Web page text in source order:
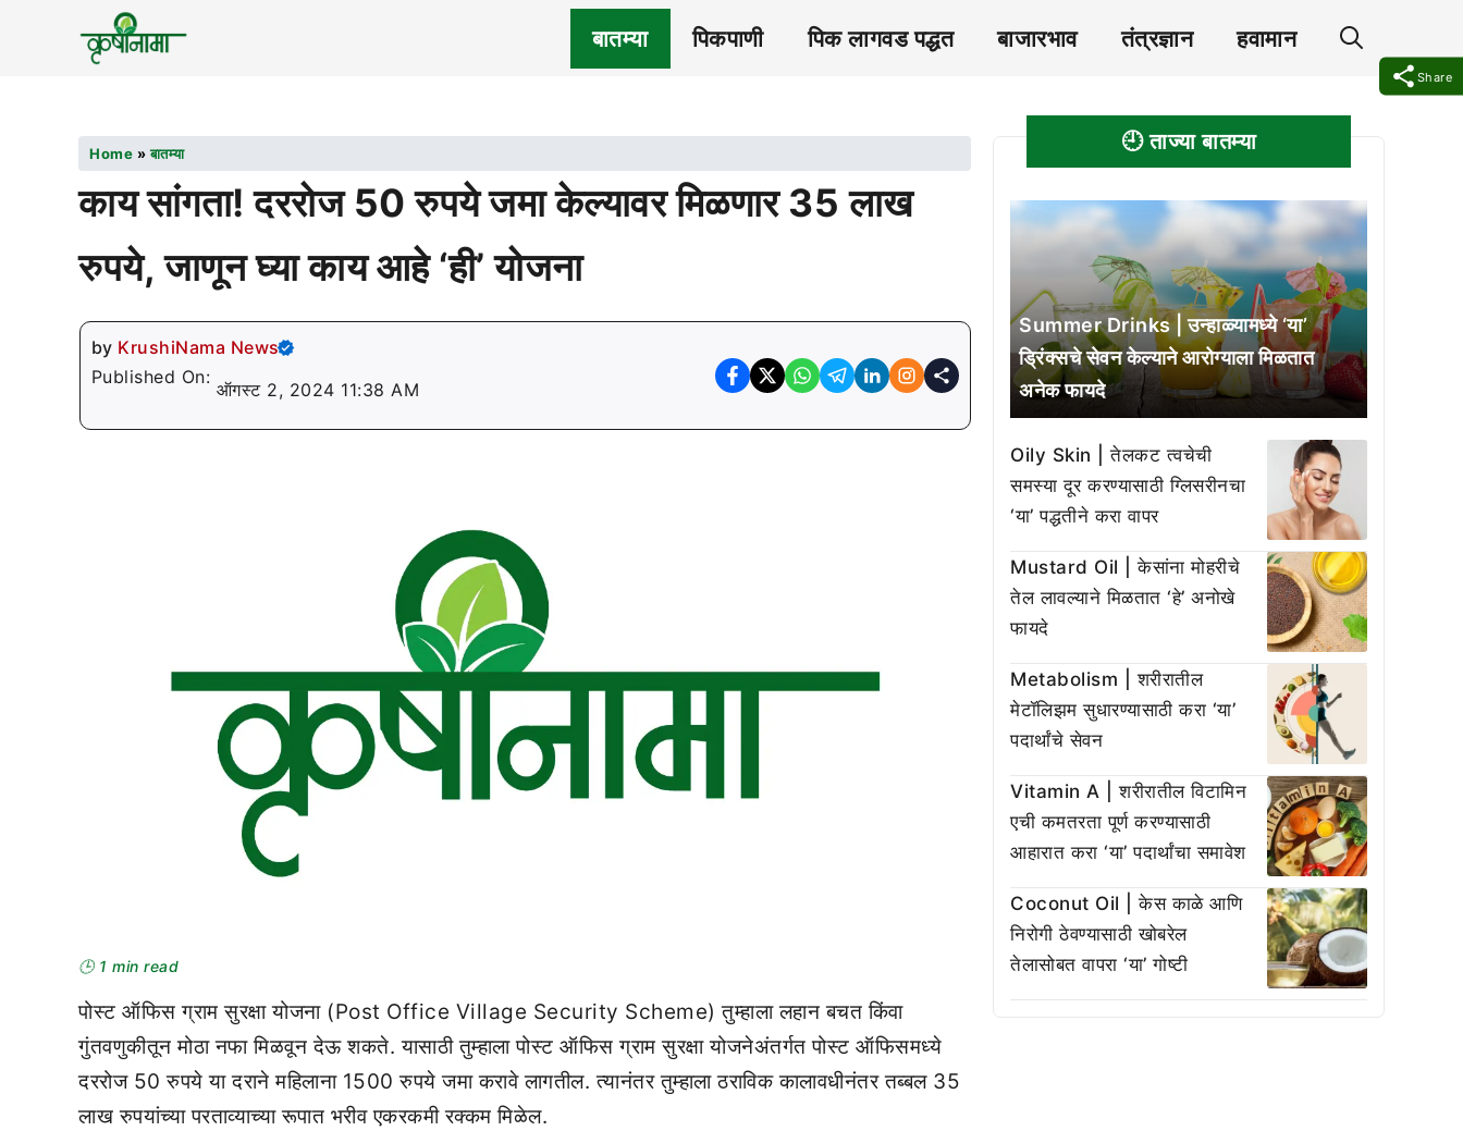
बातम्या पिकपाणी पिक लागवड पद्धत बाजारभाव तंत्रज्ञान हवामान
Share
Home »बातम्या
काय सांगता! दररोज 50 रुपये जमा केल्यावर मिळणार 35 लाख
रुपये, जाणून घ्या काय आहे ‘ही’ योजना
by KrushiNama News
Published On:
ऑगस्ट 2, 2024 11:38 AM
🕒 1 min read
पोस्ट ऑफिस ग्राम सुरक्षा योजना (Post Office Village Security Scheme) तुम्हाला लहान बचत किंवा
गुंतवणुकीतून मोठा नफा मिळवून देऊ शकते. यासाठी तुम्हाला पोस्ट ऑफिस ग्राम सुरक्षा योजनेअंतर्गत पोस्ट ऑफिसमध्ये
दररोज 50 रुपये या दराने महिलाना 1500 रुपये जमा करावे लागतील. त्यानंतर तुम्हाला ठराविक कालावधीनंतर तब्बल 35
लाख रुपयांच्या परताव्याच्या रूपात भरीव एकरकमी रक्कम मिळेल.
🕘 ताज्या बातम्या
Summer Drinks | उन्हाळ्यामध्ये ‘या’
ड्रिंक्सचे सेवन केल्याने आरोग्याला मिळतात
अनेक फायदे
Oily Skin | तेलकट त्वचेची
समस्या दूर करण्यासाठी ग्लिसरीनचा
‘या’ पद्धतीने करा वापर
Mustard Oil | केसांना मोहरीचे
तेल लावल्याने मिळतात ‘हे’ अनोखे
फायदे
Metabolism | शरीरातील
मेटॉलिझम सुधारण्यासाठी करा ‘या’
पदार्थांचे सेवन
Vitamin A | शरीरातील विटामिन
एची कमतरता पूर्ण करण्यासाठी
आहारात करा ‘या’ पदार्थांचा समावेश
Coconut Oil | केस काळे आणि
निरोगी ठेवण्यासाठी खोबरेल
तेलासोबत वापरा ‘या’ गोष्टी